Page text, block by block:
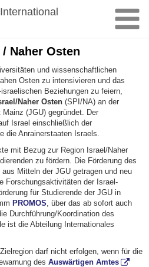
Naher Osten
und wissenschaftlichen
Osten zu intensivieren und das
Beziehungen zu feiern,
Naher Osten (SPI/NA) an der
(JGU) gegründet. Der
Israel einschließlich der
die Anrainerstaaten Israels.
mit Bezug zur Region Israel/Naher
zu fördern. Die Förderung des
Mitteln der JGU getragen und neu
Forschungsaktivitäten der Israel-
für Studierende der JGU in
PROMOS , über das ab sofort auch
Durchführung/Koordination des
ist die Abteilung Internationales
darf nicht erfolgen, wenn für die
des Auswärtigen Amtes